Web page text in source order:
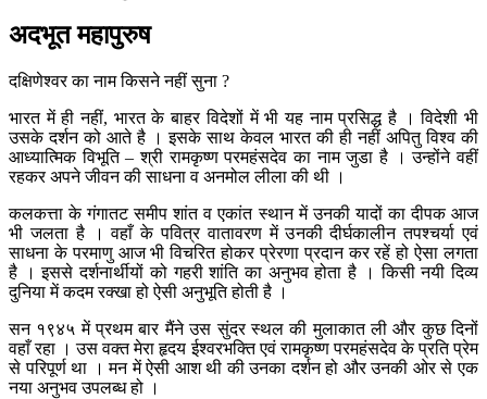
अदभूत महापुरुष
दक्षिणेश्वर का नाम किसने नहीं सुना ?
भारत में ही नहीं, भारत के बाहर विदेशों में भी यह नाम प्रसिद्ध है । विदेशी भी
उसके दर्शन को आते है । इसके साथ केवल भारत की ही नहीं अपितु विश्व की
आध्यात्मिक विभूति – श्री रामकृष्ण परमहंसदेव का नाम जुडा है । उन्होंने वहीं
रहकर अपने जीवन की साधना व अनमोल लीला की थी ।
कलकत्ता के गंगातट समीप शांत व एकांत स्थान में उनकी यादों का दीपक आज
भी जलता है । वहाँ के पवित्र वातावरण में उनकी दीर्घकालीन तपश्चर्या एवं
साधना के परमाणु आज भी विचरित होकर प्रेरणा प्रदान कर रहें हो ऐसा लगता
है । इससे दर्शनार्थीयों को गहरी शांति का अनुभव होता है । किसी नयी दिव्य
दुनिया में कदम रक्खा हो ऐसी अनुभूति होती है ।
सन १९४५ में प्रथम बार मैंने उस सुंदर स्थल की मुलाकात ली और कुछ दिनों
वहाँ रहा । उस वक्त मेरा हृदय ईश्वरभक्ति एवं रामकृष्ण परमहंसदेव के प्रति प्रेम
से परिपूर्ण था । मन में ऐसी आश थी की उनका दर्शन हो और उनकी ओर से एक
नया अनुभव उपलब्ध हो ।